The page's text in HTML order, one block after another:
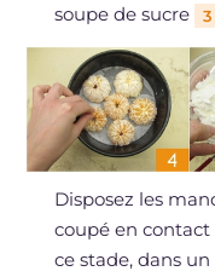
soupe de sucre
3
Disposez les
coupé en contact
ce stade, dans